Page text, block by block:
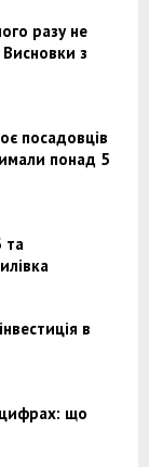
разу не
Висновки з
посадовців
понад 5
та
в
цифрах: що